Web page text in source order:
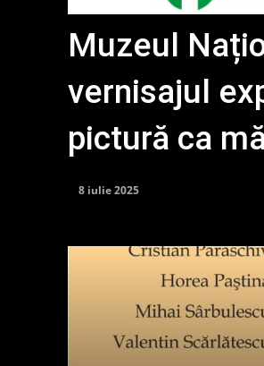
Muzeul
vernisajul
pictură ca
8 iulie 2025